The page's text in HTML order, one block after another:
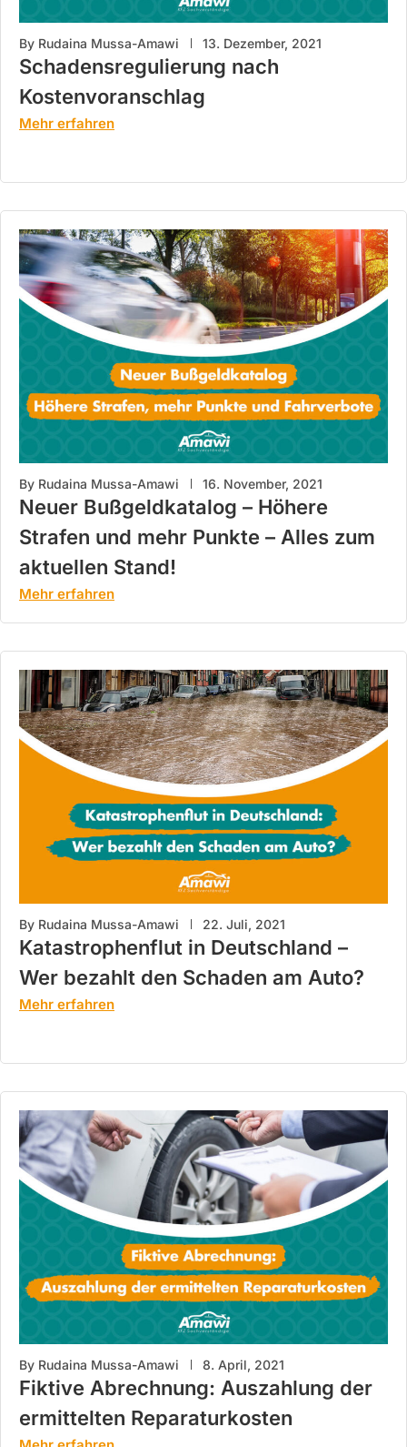
By Rudaina Mussa-Amawi 13. Dezember, 2021
Schadensregulierung nach
Kostenvoranschlag
Mehr erfahren
By Rudaina Mussa-Amawi 16. November, 2021
Neuer Bußgeldkatalog – Höhere
Strafen und mehr Punkte – Alles zum
aktuellen Stand!
Mehr erfahren
By Rudaina Mussa-Amawi 22. Juli, 2021
Katastrophenflut in Deutschland –
Wer bezahlt den Schaden am Auto?
Mehr erfahren
By Rudaina Mussa-Amawi 8. April, 2021
Fiktive Abrechnung: Auszahlung der
ermittelten Reparaturkosten